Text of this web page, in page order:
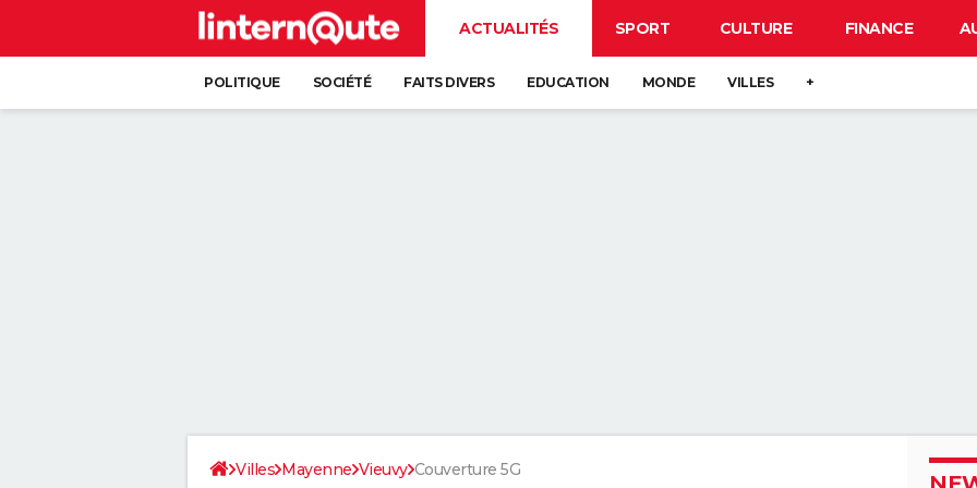
ACTUALITÉS SPORT CULTURE FINANCE
POLITIQUE SOCIÉTÉ FAITS DIVERS EDUCATION MONDE VILLES +
Villes Mayenne Vieuvy Couverture 5G